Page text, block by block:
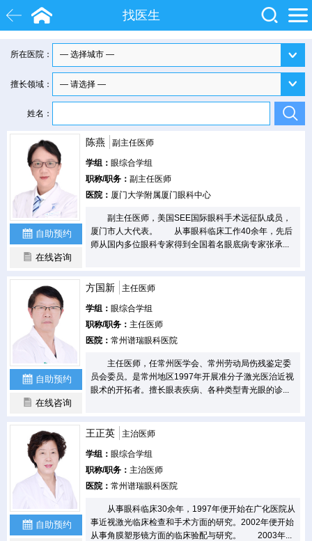
找医生
白内障 近视 飞秒激光
院士 眼底病 糖尿病
所在医院：
擅长领域：
姓名：
自助预约
在线咨询
陈燕 副主任医师
学组： 眼综合学组
职称/职务： 副主任医师
医院： 厦门大学附属厦门眼科中心
副主任医师，美国SEE国际眼科手术远征队成员，
厦门市人大代表。 从事眼科临床工作40余年，先后
师从国内多位眼科专家得到全国着名眼底病专家张承...
自助预约
在线咨询
方国新 主任医师
学组： 眼综合学组
职称/职务： 主任医师
医院： 常州谱瑞眼科医院
主任医师，任常州医学会、常州劳动局伤残鉴定委
员会委员。是常州地区1997年开展准分子激光医治近视
眼术的开拓者。擅长眼表疾病、各种类型青光眼的诊...
自助预约
王正英 主治医师
学组： 眼综合学组
职称/职务： 主治医师
医院： 常州谱瑞眼科医院
从事眼科临床30余年，1997年便开始在广化医院从
事近视激光临床检查和手术方面的研究。2002年便开始
从事角膜塑形镜方面的临床验配与研究。 2003年...